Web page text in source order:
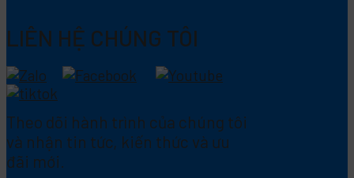
LIÊN HỆ CHÚNG TÔI
Theo dõi hành trình của chúng tôi
và nhận tin tức, kiến thức và ưu
đãi mới.